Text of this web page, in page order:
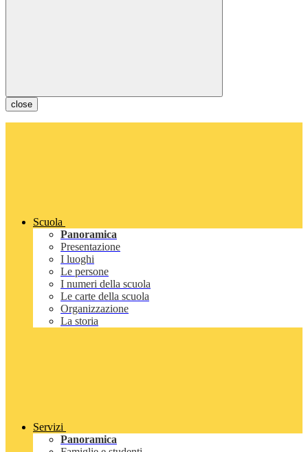
close
Scuola
Panoramica
Presentazione
I luoghi
Le persone
I numeri della scuola
Le carte della scuola
Organizzazione
La storia
Servizi
Panoramica